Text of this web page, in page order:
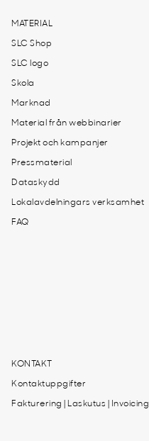
MATERIAL
SLC Shop
SLC logo
Skola
Marknad
Material från webbinarier
Projekt och kampanjer
Pressmaterial
Dataskydd
Lokalavdelningars verksamhet
FAQ
KONTAKT
Kontaktuppgifter
Fakturering | Laskutus | Invoicing